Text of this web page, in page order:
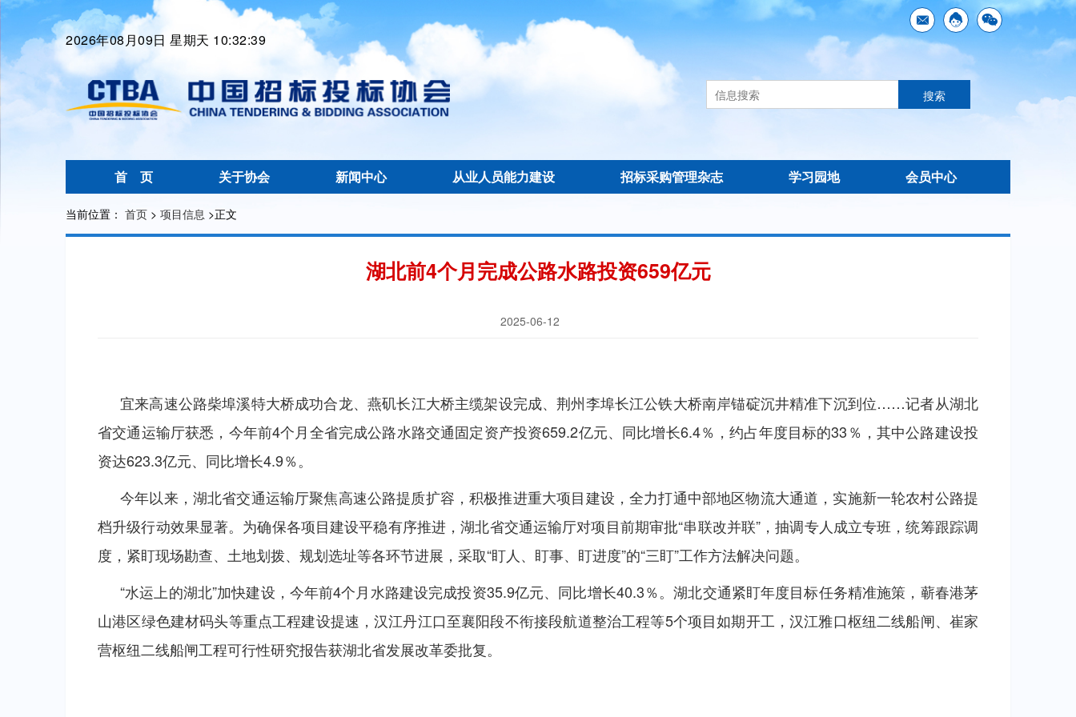
2026年08月09日 星期天 10:32:39
首 页 关于协会 新闻中心 从业人员能力建设 招标采购管理杂志 学习园地 会员中心
当前位置： 首页 > 项目信息 >正文
湖北前4个月完成公路水路投资659亿元
2025-06-12
宜来高速公路柴埠溪特大桥成功合龙、燕矶长江大桥主缆架设完成、荆州李埠长江公铁大桥南岸锚碇沉井精准下沉到位……记者从湖北
省交通运输厅获悉，今年前4个月全省完成公路水路交通固定资产投资659.2亿元、同比增长6.4％，约占年度目标的33％，其中公路建设投
资达623.3亿元、同比增长4.9％。
今年以来，湖北省交通运输厅聚焦高速公路提质扩容，积极推进重大项目建设，全力打通中部地区物流大通道，实施新一轮农村公路提
档升级行动效果显著。为确保各项目建设平稳有序推进，湖北省交通运输厅对项目前期审批“串联改并联”，抽调专人成立专班，统筹跟踪调
度，紧盯现场勘查、土地划拨、规划选址等各环节进展，采取“盯人、盯事、盯进度”的“三盯”工作方法解决问题。
“水运上的湖北”加快建设，今年前4个月水路建设完成投资35.9亿元、同比增长40.3％。湖北交通紧盯年度目标任务精准施策，蕲春港茅
山港区绿色建材码头等重点工程建设提速，汉江丹江口至襄阳段不衔接段航道整治工程等5个项目如期开工，汉江雅口枢纽二线船闸、崔家
营枢纽二线船闸工程可行性研究报告获湖北省发展改革委批复。